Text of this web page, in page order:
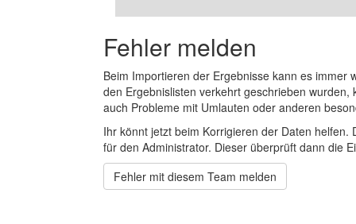
Fehler melden
Beim Importieren der Ergebnisse kann es
den Ergebnislisten verkehrt geschrieben
auch Probleme mit Umlauten oder anderen
Ihr könnt jetzt beim Korrigieren der Daten
für den Administrator. Dieser überprüft dann die
Fehler mit diesem Team melden